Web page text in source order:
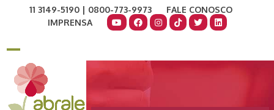
11 3149-5190 | 0800-773-9973
FALE CONOSCO
IMPRENSA
Open
mobile
menu
Close
mobile
menu